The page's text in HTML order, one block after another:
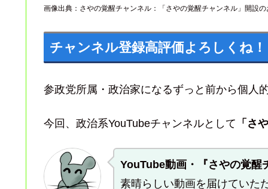
画像出典：さやの覚醒チャンネル：「さやの覚醒チャンネル」開設の
チャンネル登録高評価よろしくね！
参政党所属・政治家になるずっと前から個人
今回、政治系YouTubeチャンネルとして 「さ
YouTube動画・『さやの覚醒
素晴らしい動画を届けていた